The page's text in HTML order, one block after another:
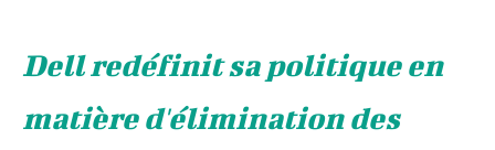
Dell redéfinit sa politique en
matière d'élimination des